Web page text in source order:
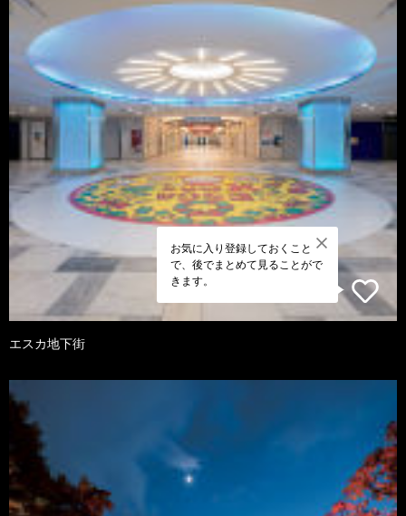
お気に入り登録しておくこと
で、後でまとめて見ることがで
きます。
エスカ地下街